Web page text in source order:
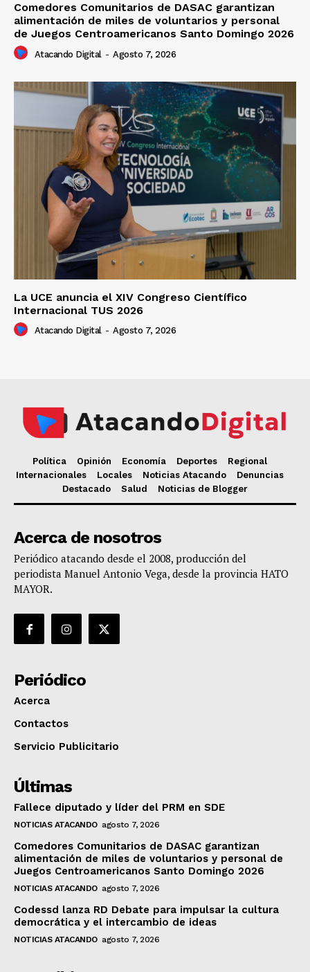
Comedores Comunitarios de DASAC garantizan
alimentación de miles de voluntarios y personal
de Juegos Centroamericanos Santo Domingo 2026
Atacando Digital - Agosto 7, 2026
La UCE anuncia el XIV Congreso Científico
Internacional TUS 2026
Atacando Digital - Agosto 7, 2026
Política Opinión Economía Deportes
Regional
Internacionales
Locales Noticias Atacando
Denuncias
Destacado
Salud Noticias de Blogger
Acerca de nosotros
Periódico atacando desde el 2008, producción del
periodista Manuel Antonio Vega, desde la provincia HATO
MAYOR.
Periódico
Acerca
Contactos
Servicio Publicitario
Últimas
Fallece diputado y líder del PRM en SDE
NOTICIAS ATACANDO agosto 7, 2026
Comedores Comunitarios de DASAC garantizan
alimentación de miles de voluntarios y personal de
Juegos Centroamericanos Santo Domingo 2026
NOTICIAS ATACANDO agosto 7, 2026
Codessd lanza RD Debate para impulsar la cultura
democrática y el intercambio de ideas
NOTICIAS ATACANDO agosto 7, 2026